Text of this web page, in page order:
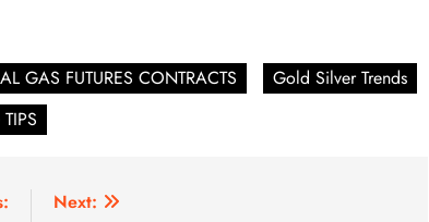
GAS FUTURES CONTRACTS
Gold Silver Trends
Next: